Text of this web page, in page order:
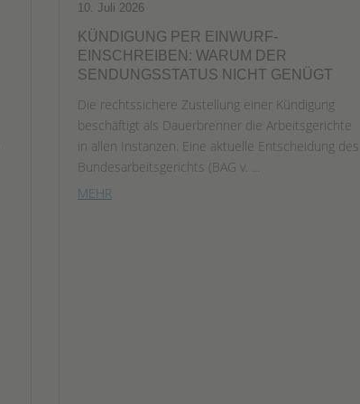
10. Juli 2026
KÜNDIGUNG PER EINWURF-
EINSCHREIBEN: WARUM DER
SENDUNGSSTATUS NICHT GENÜGT
Die rechtssichere Zustellung einer Kündigung
beschäftigt als Dauerbrenner die Arbeitsgerichte
in allen Instanzen. Eine aktuelle Entscheidung des
Bundesarbeitsgerichts (BAG v. ...
MEHR